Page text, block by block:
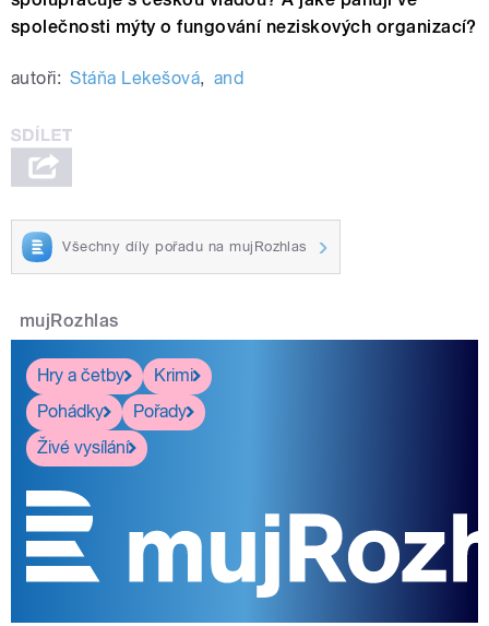
společnosti mýty o fungování neziskových organizací?
autoři: Stáňa Lekešová, and
Všechny díly pořadu na mujRozhlas
mujRozhlas
Hry a četby
Krimi
Pohádky
Pořady
Živé vysílání